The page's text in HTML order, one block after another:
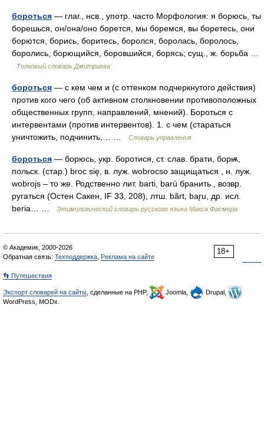
бороться — глаг., нсв., употр. часто Морфология: я борюсь, ты
борешься, он/она/оно борется, мы боремся, вы боретесь, они
борются, борись, боритесь, боролся, боролась, боролось,
боролись, борющийся, боровшийся, борясь; сущ., ж. борьба …
Толковый словарь Дмитриева
бороться — с кем чем и (с оттенком подчеркнутого действия)
против кого чего (об активном столкновении противоположных
общественных групп, направлений, мнений). Бороться с
интервентами (против интервентов). 1. с чем (стараться
уничтожить, подчинить,… …
Словарь управления
бороться — борюсь, укр. боротися, ст. слав. брати, борѭ,
польск. (стар.) broc się, в. луж. wobrocso защищаться , н. луж.
wobrojs – то же. Родственно лит. barti, barù бранить , возвр.
ругаться (Остен Сакен, IF 33, 208), лтш. bãrt, bar̨u, др. исл.
beria… …
Этимологический словарь русского языка Макса Фасмера
18+
© Академик, 2000-2026
Обратная связь: Техподдержка Реклама на сайте
👣 Путешествия
Экспорт словарей на сайты , сделанные на PHP, Joomla,
Drupal,
WordPress, MODx.